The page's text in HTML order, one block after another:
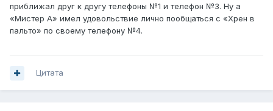
приближал друг к другу телефоны №1 и телефон №3. Ну а
«Мистер А» имел удовольствие лично пообщаться с «Хрен в
пальто» по своему телефону №4.
Цитата